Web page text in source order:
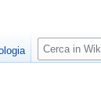
R
i